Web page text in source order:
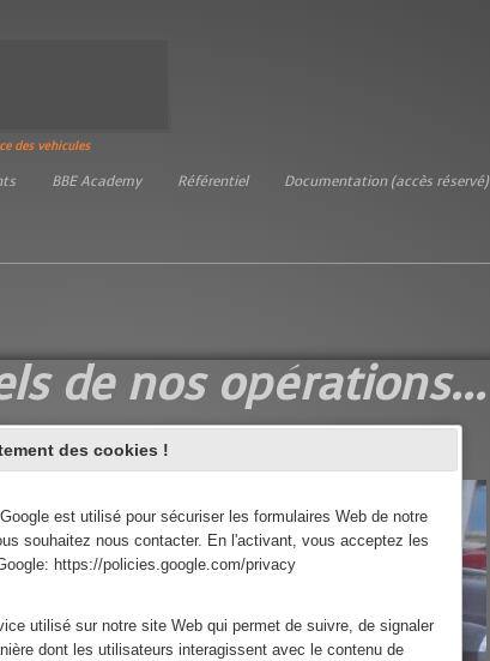
des véhicules
BBE Academy Référentiel Documentation (accès réservé)
de nos opérations...
des cookies !
est utilisé pour sécuriser les formulaires Web de notre
souhaitez nous contacter. En l'activant, vous acceptez les
https://policies.google.com/privacy
utilisé sur notre site Web qui permet de suivre, de signaler
dont les utilisateurs interagissent avec le contenu de